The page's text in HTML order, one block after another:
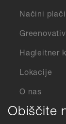
Načini
Hagleitner
Lokacije
O nas
Obiščite